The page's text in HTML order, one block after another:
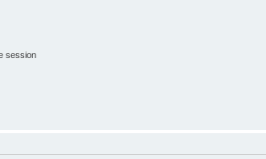
session